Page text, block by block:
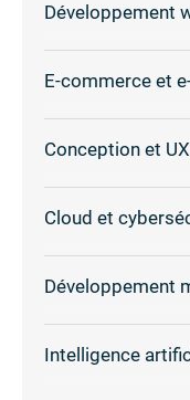
Développement
E-commerce et
Conception et
Cloud et
Développement
Intelligence